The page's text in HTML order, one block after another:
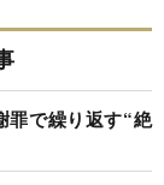
罪で繰り返す“絶